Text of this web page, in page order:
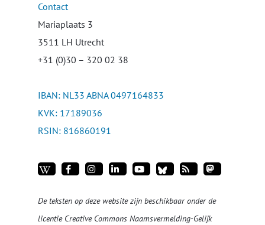
Contact
Mariaplaats 3
3511 LH Utrecht
+31 (0)30 – 320 02 38
IBAN: NL33 ABNA 0497164833
KVK: 17189036
RSIN: 816860191
De teksten op deze website zijn beschikbaar onder de
licentie Creative Commons Naamsvermelding-Gelijk